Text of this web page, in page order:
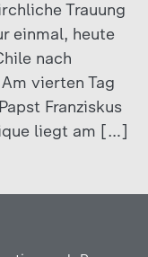
Trauung
einmal, heute
nach
vierten Tag
Franziskus
liegt am […]